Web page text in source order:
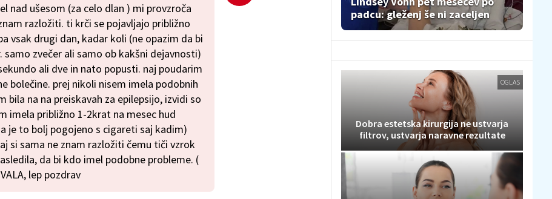
nad ušesom (za celo dlan ) mi provzroča
razložiti. ti krči se pojavljajo približno
vsak drugi dan, kadar koli (ne opazim da bi
samo zvečer ali samo ob kakšni dejavnosti)
ali dve in nato popusti. naj poudarim
bolečine. prej nikoli nisem imela podobnih
bila na na preiskavah za epilepsijo, izvidi so
imela približno 1-2krat na mesec hud
je to bolj pogojeno s cigareti saj kadim)
si sama ne znam razložiti čemu tiči vzrok
da bi kdo imel podobne probleme. (
lep pozdrav
padcu: gleženj še ni zaceljen
OGLAS
Dobra estetska kirurgija ne ustvarja
filtrov, ustvarja naravne rezultate